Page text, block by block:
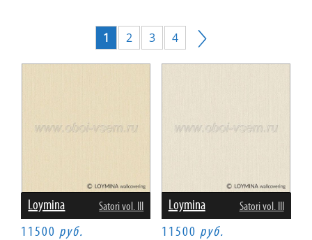
1 2 3 4
Loymina Satori vol. III
11500 руб.
Loymina Satori vol. III
11500 руб.